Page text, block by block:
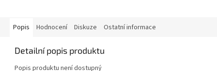
Popis Hodnocení Diskuze Ostatní informace
Detailní popis produktu
Popis produktu není dostupný